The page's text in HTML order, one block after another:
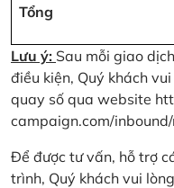
Tổng
Lưu ý: Sau mỗi giao
điều kiện, Quý khách
quay số qua website
campaign.com/
Để được tư vấn, hỗ trợ
trình, Quý khách vui